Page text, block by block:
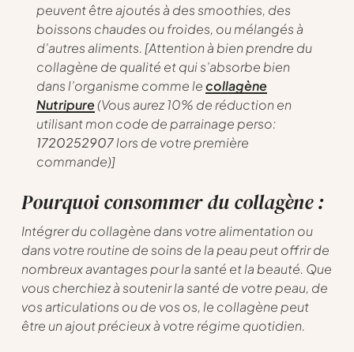
peuvent être ajoutés à des smoothies, des
boissons chaudes ou froides, ou mélangés à
d’autres aliments. [Attention à bien prendre du
collagène de qualité et qui s’absorbe bien
dans l’organisme comme lecollagène
Nutripure(Vous aurez 10% de réduction en
utilisant mon code de parrainage perso:
1720252907lors de votre première
commande)]
Pourquoi consommer du collagène :
Intégrer du collagène dans votre alimentation ou
dans votre routine de soins de la peau peut offrir de
nombreux avantages pour la santé et la beauté. Que
vous cherchiez à soutenir la santé de votre peau, de
vos articulations ou de vos os, le collagène peut
être un ajout précieux à votre régime quotidien.